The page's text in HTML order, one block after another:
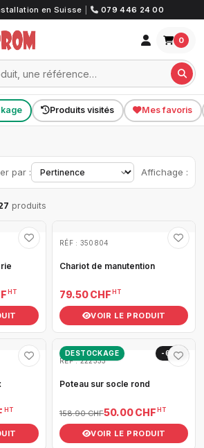
en Suisse 079 446 24 00
0
Produits visités Mes favoris
par : Affichage :
produits
HT
RÉF : 350804
Chariot de manutention
79.50 CHF HT
VOIR LE PRODUIT
HT
DESTOCKAGE
-69%
RÉF : 222333
Poteau sur socle rond
158.90 CHF50.00 CHF HT
VOIR LE PRODUIT